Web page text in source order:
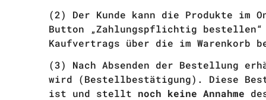
(2) Der Kunde kann die Produkte im
Button „Zahlungspflichtig
Kaufvertrags über die im Warenkorb
(3) Nach Absenden der Bestellung
wird (Bestellbestätigung). Diese
ist und stellt noch keine Annahme